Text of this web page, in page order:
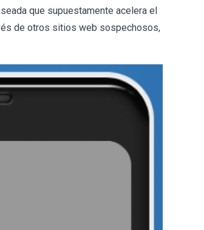
que supuestamente acelera el
de otros sitios web sospechosos,